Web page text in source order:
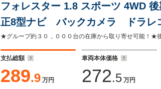
フォレスター 1.8 スポーツ
正8型ナビ バックカメラ ドラレ
ー ステアリングヒーター デジ
支払総額
289.9 万円
車両本体価格
272.5 万円